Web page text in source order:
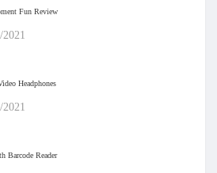
Fun Review
2021
Headphones
2021
Barcode Reader